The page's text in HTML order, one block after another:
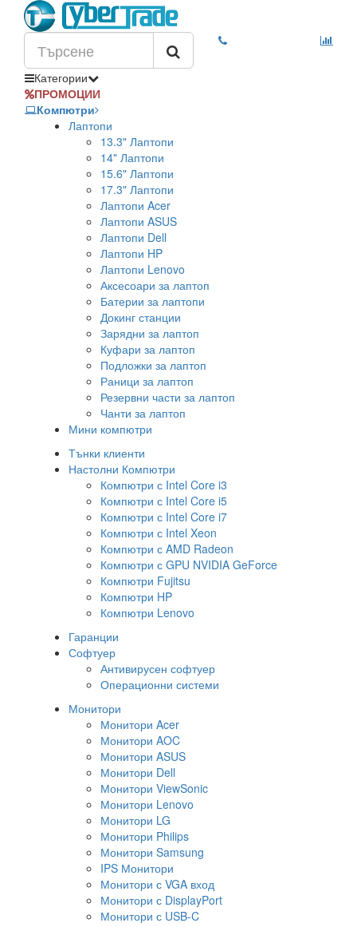
Категории
ПРОМОЦИИ
Компютри
Лаптопи
13.3" Лаптопи
14" Лаптопи
15.6" Лаптопи
17.3" Лаптопи
Лаптопи Acer
Лаптопи ASUS
Лаптопи Dell
Лаптопи HP
Лаптопи Lenovo
Аксесоари за лаптоп
Батерии за лаптопи
Докинг станции
Зарядни за лаптоп
Куфари за лаптоп
Подложки за лаптоп
Раници за лаптоп
Резервни части за лаптоп
Чанти за лаптоп
Мини компютри
Тънки клиенти
Настолни Компютри
Компютри с Intel Core i3
Компютри с Intel Core i5
Компютри с Intel Core i7
Компютри с Intel Xeon
Компютри с AMD Radeon
Компютри с GPU NVIDIA GeForce
Компютри Fujitsu
Компютри HP
Компютри Lenovo
Гаранции
Софтуер
Антивирусен софтуер
Операционни системи
Монитори
Монитори Acer
Монитори AOC
Монитори ASUS
Монитори Dell
Монитори ViewSonic
Монитори Lenovo
Монитори LG
Монитори Philips
Монитори Samsung
IPS Монитори
Монитори с VGA вход
Монитори с DisplayPort
Монитори с USB-C